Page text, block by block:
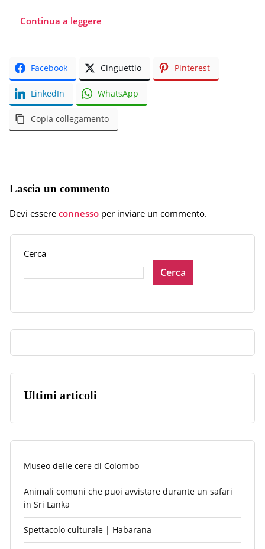
Continua a leggere
Facebook Cinguettio Pinterest
LinkedIn WhatsApp
Copia collegamento
Lascia un commento
Devi essere connesso per inviare un commento.
Cerca
Cerca
Ultimi articoli
Museo delle cere di Colombo
Animali comuni che puoi avvistare durante un safari
in Sri Lanka
Spettacolo culturale | Habarana